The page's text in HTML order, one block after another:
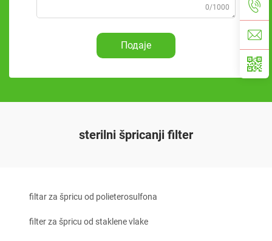
0/1000
Подаје
sterilni špricanji filter
filtar za špricu od polieterosulfona
filter za špricu od staklene vlake